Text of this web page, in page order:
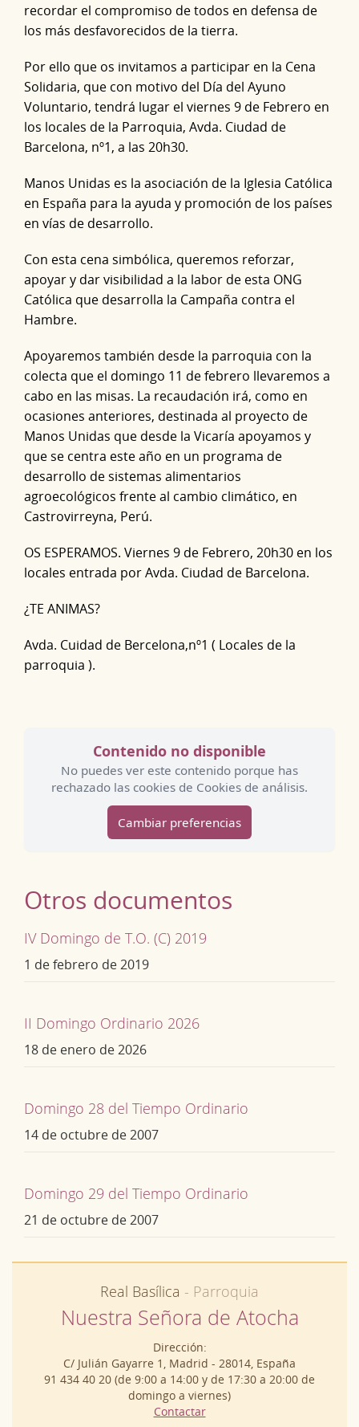
recordar el compromiso de todos en defensa de
los más desfavorecidos de la tierra.
Por ello que os invitamos a participar en la Cena
Solidaria, que con motivo del Día del Ayuno
Voluntario, tendrá lugar el viernes 9 de Febrero en
los locales de la Parroquia, Avda. Ciudad de
Barcelona, nº1, a las 20h30.
Manos Unidas es la asociación de la Iglesia Católica
en España para la ayuda y promoción de los países
en vías de desarrollo.
Con esta cena simbólica, queremos reforzar,
apoyar y dar visibilidad a la labor de esta ONG
Católica que desarrolla la Campaña contra el
Hambre.
Apoyaremos también desde la parroquia con la
colecta que el domingo 11 de febrero llevaremos a
cabo en las misas. La recaudación irá, como en
ocasiones anteriores, destinada al proyecto de
Manos Unidas que desde la Vicaría apoyamos y
que se centra este año en un programa de
desarrollo de sistemas alimentarios
agroecológicos frente al cambio climático, en
Castrovirreyna, Perú.
OS ESPERAMOS. Viernes 9 de Febrero, 20h30 en los
locales entrada por Avda. Ciudad de Barcelona.
¿TE ANIMAS?
Avda. Cuidad de Bercelona,nº1 ( Locales de la
parroquia ).
Contenido no disponible
No puedes ver este contenido porque has
rechazado las cookies de Cookies de análisis.
Cambiar preferencias
Otros documentos
IV Domingo de T.O. (C) 2019
1 de febrero de 2019
II Domingo Ordinario 2026
18 de enero de 2026
Domingo 28 del Tiempo Ordinario
14 de octubre de 2007
Domingo 29 del Tiempo Ordinario
21 de octubre de 2007
Real Basílica - Parroquia
Nuestra Señora de Atocha
Dirección:
C/ Julián Gayarre 1, Madrid - 28014, España
91 434 40 20 (de 9:00 a 14:00 y de 17:30 a 20:00 de
domingo a viernes)
Contactar